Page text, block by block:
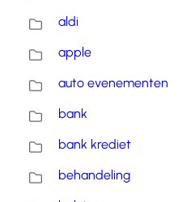
aldi
apple
auto evenementen
bank
bank krediet
behandeling